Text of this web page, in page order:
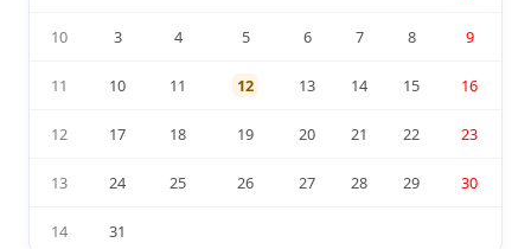
10 3 4 5 6 7 8 9
11 10 11 12 13 14 15 16
12 17 18 19 20 21 22 23
13 24 25 26 27 28 29 30
14 31